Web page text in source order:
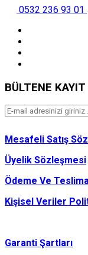
0532 236 93 01
BÜLTENE
Mesafeli Satış
Üyelik Sözleşmesi
Ödeme Ve
Kişisel Veriler
Garanti Şartları